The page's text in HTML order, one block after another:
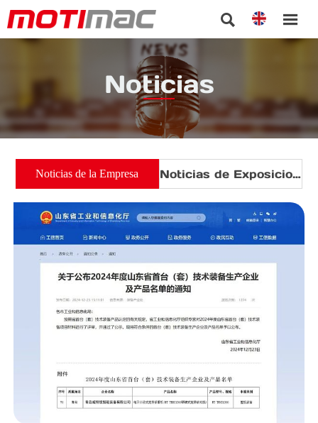
 
Noticias
Noticias de la Empresa Noticias de Exposiciones